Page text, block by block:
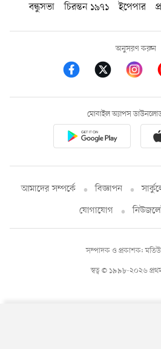
বন্ধুসভা
চিরন্তন ১৯৭১ ইপেপার
অনুসরণ করুন
মোবাইল অ্যাপস
আমাদের সম্পর্কে বিজ্ঞাপন
যোগাযোগ
স্বত্ব © ১৯৯৮-২০২৬
সম্পাদক ও প্রকাশক: